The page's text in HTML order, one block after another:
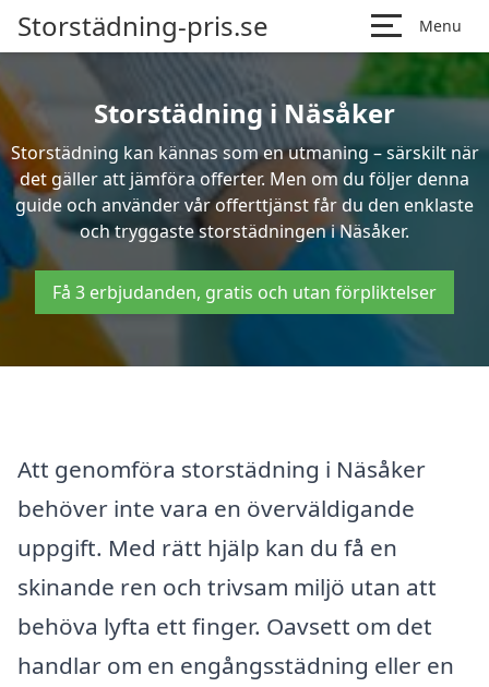
Storstädning-pris.se Menu
Storstädning i Näsåker
Storstädning kan kännas som en utmaning – särskilt när
det gäller att jämföra offerter. Men om du följer denna
guide och använder vår offerttjänst får du den enklaste
och tryggaste storstädningen i Näsåker.
Få 3 erbjudanden, gratis och utan förpliktelser
Att genomföra storstädning i Näsåker
behöver inte vara en överväldigande
uppgift. Med rätt hjälp kan du få en
skinande ren och trivsam miljö utan att
behöva lyfta ett finger. Oavsett om det
handlar om en engångsstädning eller en